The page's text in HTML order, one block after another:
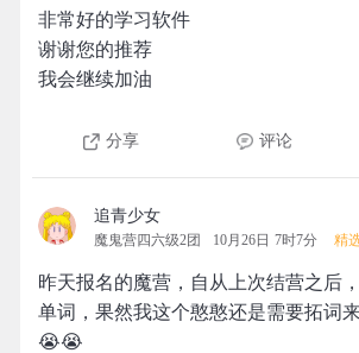
非常好的学习软件
谢谢您的推荐
我会继续加油
分享 评论
追青少女
魔鬼营四六级2团 10月26日 7时7分 精
昨天报名的魔营，自从上次结营之后
单词，果然我这个憨憨还是需要拓词
😭😭